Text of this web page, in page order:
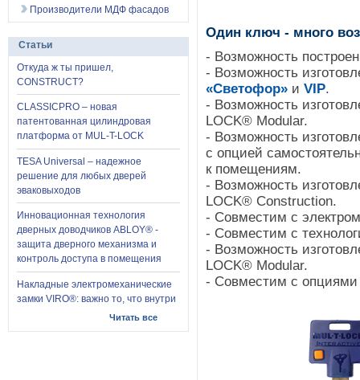
Один ключ - много
- Возможность
- Возможность
«Светофор» и VIP.
- Возможность
LOCK® Modular.
- Возможность
с опцией
к помещениям.
- Возможность
LOCK® Construction.
- Совместим с
- Совместим с
- Возможность
LOCK® Modular.
- Совместим с
Производители МДФ фасадов
Статьи
Откуда ж ты пришел,
CONSTRUCT?
CLASSICPRO – новая
патентованная цилиндровая
платформа от MUL-T-LOCK
TESA Universal – надежное
решение для любых дверей
эваковыходов
Инновационная технология
дверных доводчиков ABLOY® -
защита дверного механизма и
контроль доступа в помещения
Накладные электромеханические
замки VIRO®: важно то, что внутри
Читать все